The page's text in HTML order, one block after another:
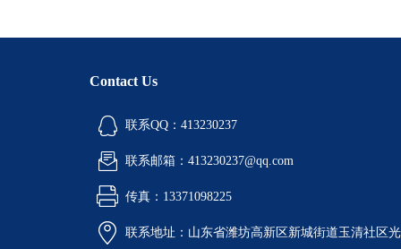
Contact Us
联系QQ：413230237
联系邮箱：413230237@qq.com
传真：13371098225
联系地址：山东省潍坊高新区新城街道玉清社区